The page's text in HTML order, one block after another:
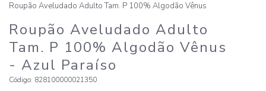
Roupão Aveludado Adulto Tam. P 100% Algodão Vênus
Roupão Aveludado Adulto
Tam. P 100% Algodão Vênus
- Azul Paraíso
Código: 828100000021350